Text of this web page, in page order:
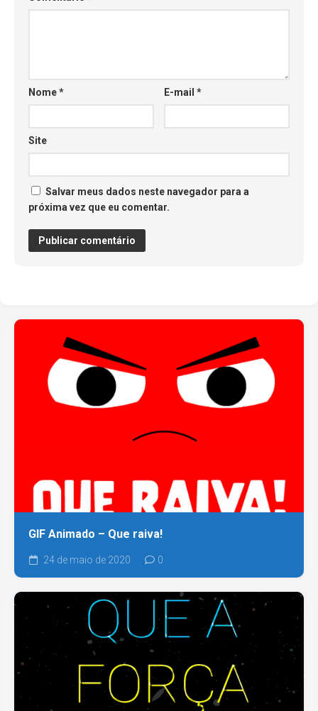
Nome* E-mail*
Site
Salvar meus dados neste navegador para a
próxima vez que eu comentar.
GIF Animado – Que raiva!
24 de maio de 2020 0